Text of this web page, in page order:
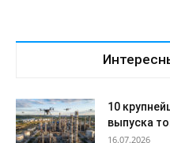
10
выпуска
16.07.2026